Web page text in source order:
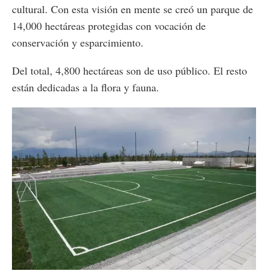
cultural. Con esta visión en mente se creó un parque de
14,000 hectáreas protegidas con vocación de
conservación y esparcimiento.
Del total, 4,800 hectáreas son de uso público. El resto
están dedicadas a la flora y fauna.